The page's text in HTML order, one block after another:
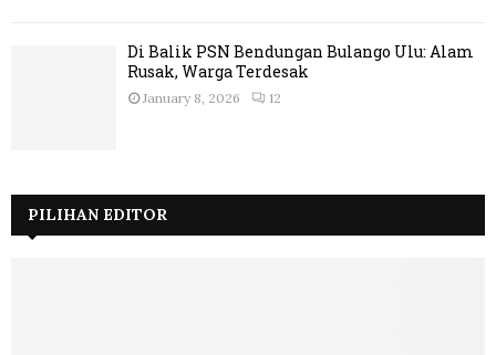
Di Balik PSN Bendungan Bulango Ulu: Alam
Rusak, Warga Terdesak
January 8, 2026 12
PILIHAN EDITOR